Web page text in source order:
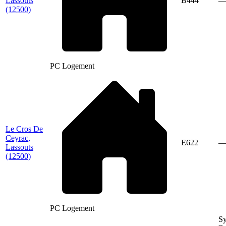
(12500)
PC Logement
Le Cros De
Ceyrac,
Lassouts
(12500)
PC Logement
E622 —